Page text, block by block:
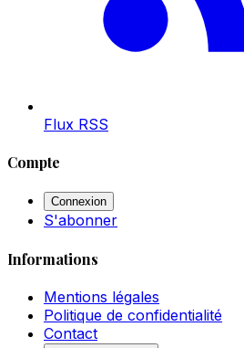
Flux RSS
Compte
Connexion
S'abonner
Informations
Mentions légales
Politique de confidentialité
Contact